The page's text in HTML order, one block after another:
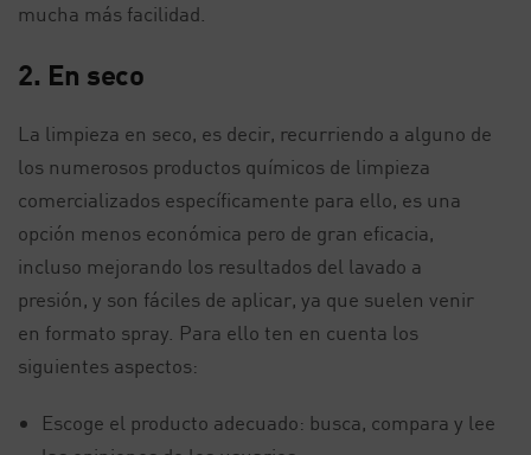
mucha más facilidad.
2. En seco
La limpieza en seco, es decir, recurriendo a alguno de
los numerosos productos químicos de limpieza
comercializados específicamente para ello, es una
opción menos económica pero de gran eficacia,
incluso mejorando los resultados del lavado a
presión, y son fáciles de aplicar, ya que suelen venir
en formato spray. Para ello ten en cuenta los
siguientes aspectos:
Escoge el producto adecuado: busca, compara y lee